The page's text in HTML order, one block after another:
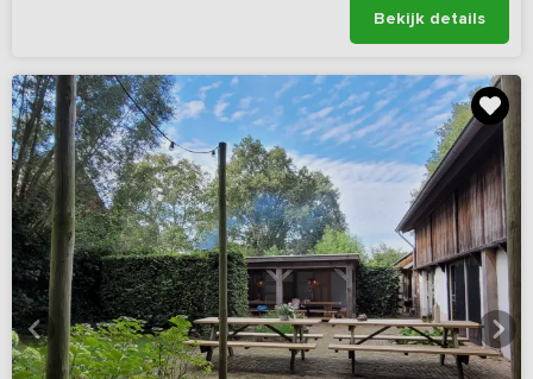
Bekijk details